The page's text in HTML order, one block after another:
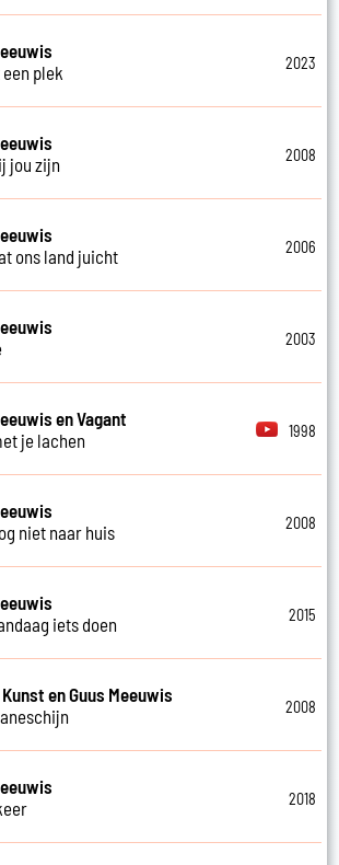
plek
2023
jou zijn
2008
ons land juicht
2006
2003
en Vagant
je lachen
1998
niet naar huis
2008
iets doen
2015
Kunst en Guus Meeuwis
2008
2018